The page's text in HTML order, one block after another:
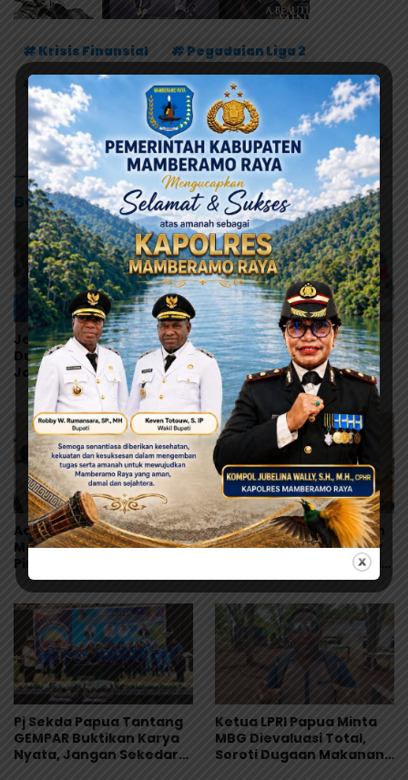
# Krisis Finansial
# Pegadaian Liga 2
# Persipura Jayapura
# Pihak sponsor
Baca Juga
Jelang Aksi KNPB, GAMKI
Dukung Imbauan Bupati
Jayapura, Masyarakat
Diminta Tidak Terlibat
Aksi yang Memicu
Keresahan
SIWO PWI Lampung
Perketat Seleksi Atlet
Porwanas XV, Semua
Peserta Wajib Lolos
Verifikasi Barcode
Ade Jona Prasetyo
Menang Aklamasi, Siap
Pimpin HIPMI Hadapi
Tantangan Ekonomi
Global
Terpilih Aklamasi, Simon
Bame dan Raimond May
Siap Perkuat Kaderisasi
Pemuda Katolik
Pj Sekda Papua Tantang
GEMPAR Buktikan Karya
Nyata, Jangan Sekedar
Ketua LPRI Papua Minta
MBG Dievaluasi Total,
Soroti Dugaan Makanan